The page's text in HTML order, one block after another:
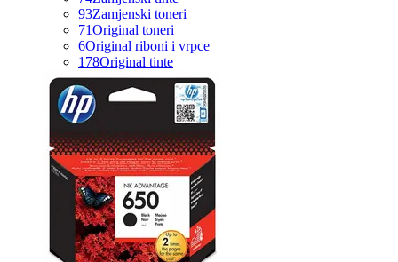
93Zamjenski toneri
71Original toneri
6Original riboni i vrpce
178Original tinte